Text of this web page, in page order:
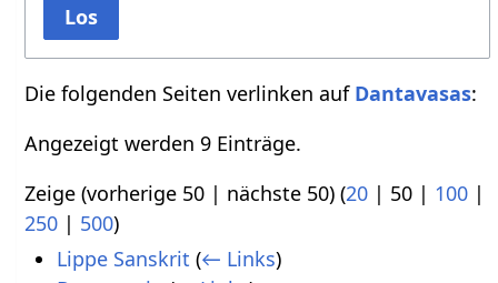
Los
Die folgenden Seiten verlinken auf Dantavasas:
Angezeigt werden 9 Einträge.
Zeige (vorherige 50 | nächste 50) (20 | 50 | 100 |
250 | 500)
Lippe Sanskrit (← Links)